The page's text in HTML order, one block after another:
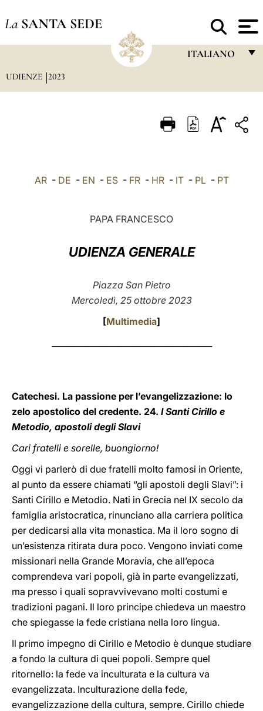
La SANTA SEDE
ITALIANO
ITALIANO
中文
UDIENZE 2023
AR- DE - EN - ES- FR- HR- IT- PL- PT
PAPA FRANCESCO
UDIENZA GENERALE
Piazza San Pietro
Mercoledì, 25 ottobre 2023
[Multimedia]
Catechesi. La passione per l’evangelizzazione: lo
zelo apostolico del credente. 24. I Santi Cirillo e
Metodio, apostoli degli Slavi
Cari fratelli e sorelle, buongiorno!
Oggi vi parlerò di due fratelli molto famosi in Oriente,
al punto da essere chiamati “gli apostoli degli Slavi”: i
Santi Cirillo e Metodio. Nati in Grecia nel IX secolo da
famiglia aristocratica, rinunciano alla carriera politica
per dedicarsi alla vita monastica. Ma il loro sogno di
un’esistenza ritirata dura poco. Vengono inviati come
missionari nella Grande Moravia, che all’epoca
comprendeva vari popoli, già in parte evangelizzati,
ma presso i quali sopravvivevano molti costumi e
tradizioni pagani. Il loro principe chiedeva un maestro
che spiegasse la fede cristiana nella loro lingua.
Il primo impegno di Cirillo e Metodio è dunque studiare
a fondo la cultura di quei popoli. Sempre quel
ritornello: la fede va inculturata e la cultura va
evangelizzata. Inculturazione della fede,
evangelizzazione della cultura, sempre. Cirillo chiede